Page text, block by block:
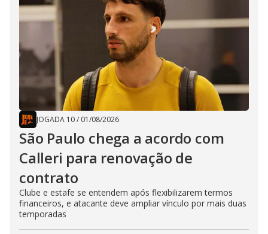
JOGADA 10/ 01/08/2026
São Paulo chega a acordo com
Calleri para renovação de
contrato
Clube e estafe se entendem após flexibilizarem termos
financeiros, e atacante deve ampliar vínculo por mais duas
temporadas